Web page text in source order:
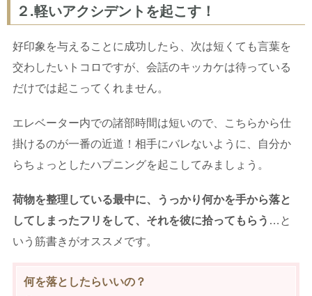
２.軽いアクシデントを起こす！
好印象を与えることに成功したら、次は短くても言葉を
交わしたいトコロですが、会話のキッカケは待っている
だけでは起こってくれません。
エレベーター内での諸部時間は短いので、こちらから仕
掛けるのが一番の近道！相手にバレないように、自分か
らちょっとしたハプニングを起こしてみましょう。
荷物を整理している最中に、うっかり何かを手から落と
してしまったフリをして、それを彼に拾ってもらう …と
いう筋書きがオススメです。
何を落としたらいいの？